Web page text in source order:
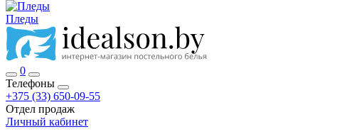
Пледы
0
Телефоны
+375 (33) 650-09-55
Отдел продаж
Личный кабинет